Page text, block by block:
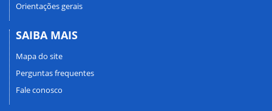
Orientações gerais
SAIBA MAIS
Mapa do site
Perguntas frequentes
Fale conosco